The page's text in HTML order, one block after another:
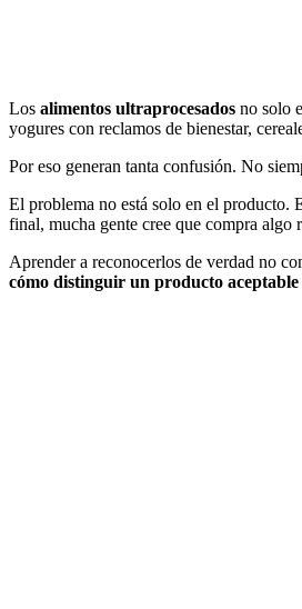
Los alimentos ultraprocesados no solo
yogures con reclamos de bienestar,
Por eso generan tanta confusión. No
El problema no está solo en el producto.
final, mucha gente cree que compra algo
Aprender a reconocerlos de verdad no
cómo distinguir un producto